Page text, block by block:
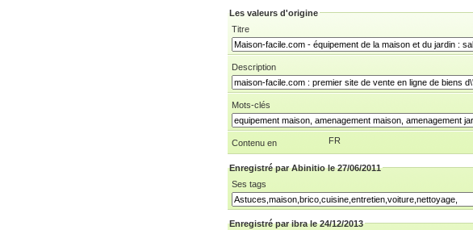
Les valeurs d'origine
Titre
Description
Mots-clés
Contenu en FR
Enregistré par Abinitio le 27/06/2011
Ses tags
Enregistré par ibra le 24/12/2013